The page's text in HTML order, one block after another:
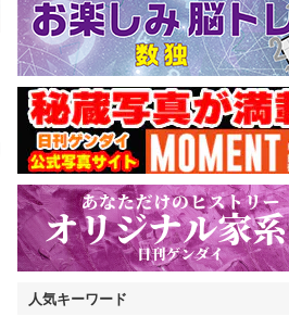
人気キーワード